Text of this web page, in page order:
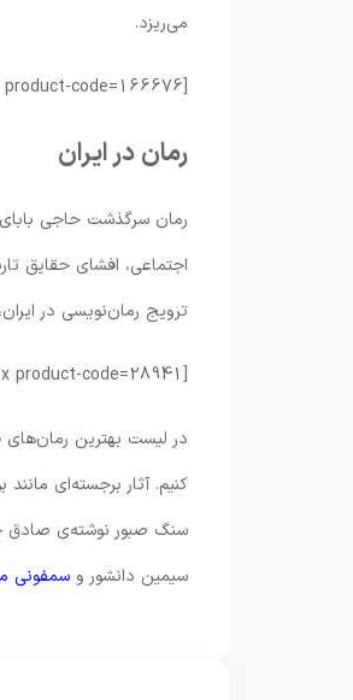
می‌ریزد.
[product-box product-code=166676]
رمان در ایران
رمان سرگذشت حاجی بابای
اجتماعی، افشای حقایق
ترویج رمان‌نویسی در
[product-box product-code=28941]
در لیست بهترین رمان‌های
کنیم. آثار برجسته‌ای
سنگ صبور نوشته‌ی صادق
سیمین دانشور و سمفونی